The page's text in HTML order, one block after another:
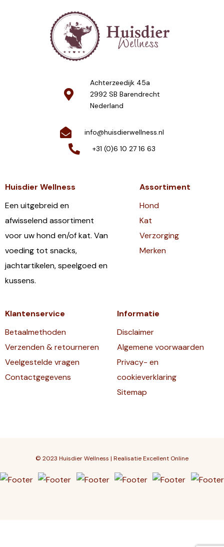
Achterzeedijk 45a
2992 SB Barendrecht
Nederland
info@huisdierwellness.nl
+31 (0)6 10 27 16 63
Huisdier Wellness
Een uitgebreid en
afwisselend assortiment
voor uw hond en/of kat. Van
voeding tot snacks,
jachtartikelen, speelgoed en
kussens.
Assortiment
Hond
Kat
Verzorging
Merken
Klantenservice
Betaalmethoden
Verzenden & retourneren
Veelgestelde vragen
Contactgegevens
Informatie
Disclaimer
Algemene voorwaarden
Privacy- en
cookieverklaring
Sitemap
© 2023 Huisdier Wellness | RealisatieExcellent Online